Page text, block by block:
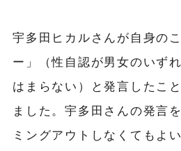
宇多田ヒカルさんが自身の
ー」（性自認が男女のいず
はまらない）と発言したこ
ました。宇多田さんの発言
ミングアウトしなくてもよ